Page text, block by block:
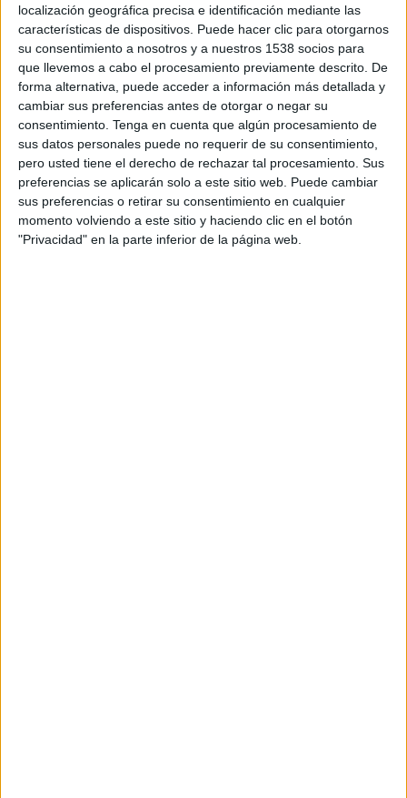
localización geográfica precisa e identificación mediante las
características de dispositivos. Puede hacer clic para otorgarnos
su consentimiento a nosotros y a nuestros 1538 socios para
que llevemos a cabo el procesamiento previamente descrito. De
forma alternativa, puede acceder a información más detallada y
cambiar sus preferencias antes de otorgar o negar su
consentimiento. Tenga en cuenta que algún procesamiento de
sus datos personales puede no requerir de su consentimiento,
pero usted tiene el derecho de rechazar tal procesamiento. Sus
preferencias se aplicarán solo a este sitio web. Puede cambiar
sus preferencias o retirar su consentimiento en cualquier
momento volviendo a este sitio y haciendo clic en el botón
"Privacidad" en la parte inferior de la página web.
SHARE
SHARE
ENVIAR
PIN